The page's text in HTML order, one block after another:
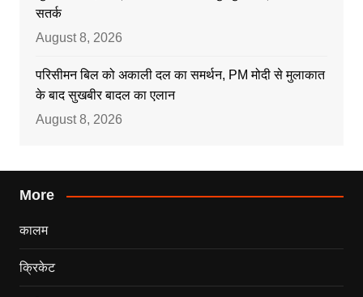
सतर्क
August 8, 2026
परिसीमन बिल को अकाली दल का समर्थन, PM मोदी से मुलाकात
के बाद सुखबीर बादल का एलान
August 8, 2026
More
कालम
क्रिकेट